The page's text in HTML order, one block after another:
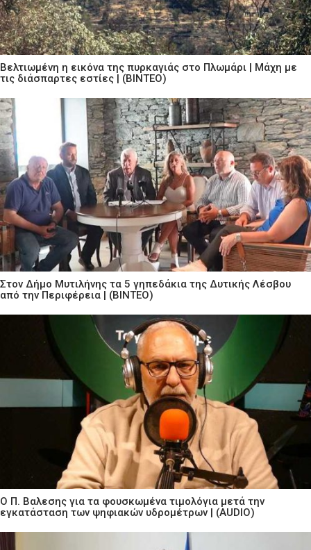
Βελτιωμένη η εικόνα της πυρκαγιάς στο Πλωμάρι | Μάχη με
τις διάσπαρτες εστίες | (ΒΙΝΤΕΟ)
Στον Δήμο Μυτιλήνης τα 5 γηπεδάκια της Δυτικής Λέσβου
από την Περιφέρεια | (ΒΙΝΤΕΟ)
Ο Π. Βαλεσης για τα φουσκωμένα τιμολόγια μετά την
εγκατάσταση των ψηφιακών υδρομέτρων | (AUDIO)